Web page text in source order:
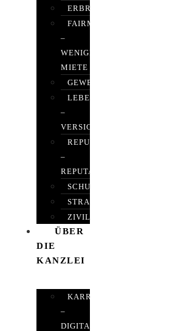
ERBRECHT
FAIRMIETEN
–
WENIGER
MIETE
GEWERBERECHT
LEBENSVERSICHERUNG
–
VERSICHERUNGSRECHT
REPUTATIONSRECHT
–
REPUTATIONSMANAGEMENT
SCHUFARECHT
STRAFRECHT
ZIVILRECHT
ÜBER
DIE
KANZLEI
KARRIERE
–
DIGITAL,